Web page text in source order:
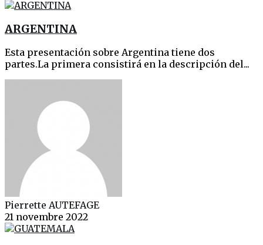
ARGENTINA
Esta presentación sobre Argentina tiene dos
partes.La primera consistirá en la descripción del...
Pierrette AUTEFAGE
21 novembre 2022